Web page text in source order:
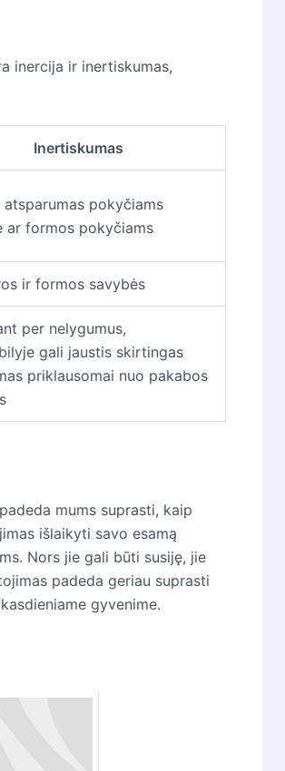
inercija ir inertiskumas,
Inertiskumas
atsparumas pokyčiams
ar formos pokyčiams
ir formos savybės
per nelygumus,
gali jaustis skirtingas
priklausomai nuo pakabos
mums suprasti, kaip
išlaikyti savo esamą
Nors jie gali būti susiję, jie
padeda geriau suprasti
gyvenime.